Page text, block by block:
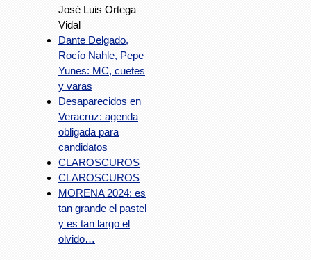
José Luis Ortega
Vidal
Dante Delgado,
Rocío Nahle, Pepe
Yunes: MC, cuetes
y varas
Desaparecidos en
Veracruz: agenda
obligada para
candidatos
CLAROSCUROS
CLAROSCUROS
MORENA 2024: es
tan grande el pastel
y es tan largo el
olvido…